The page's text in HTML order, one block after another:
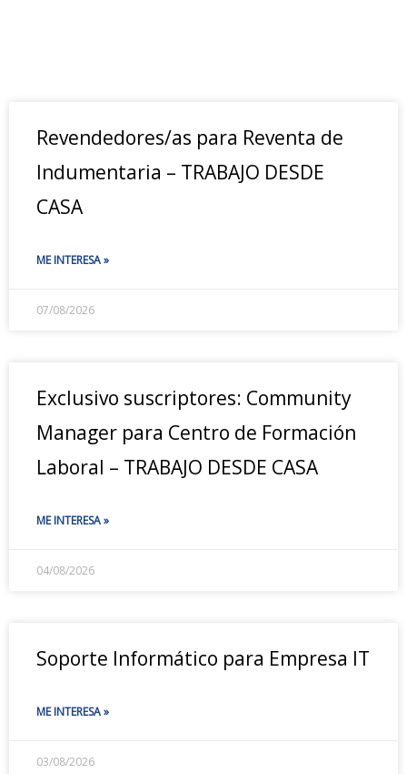
Revendedores/as para Reventa de
Indumentaria – TRABAJO DESDE
CASA
ME INTERESA »
07/08/2026
Exclusivo suscriptores: Community
Manager para Centro de Formación
Laboral – TRABAJO DESDE CASA
ME INTERESA »
04/08/2026
Soporte Informático para Empresa IT
ME INTERESA »
03/08/2026